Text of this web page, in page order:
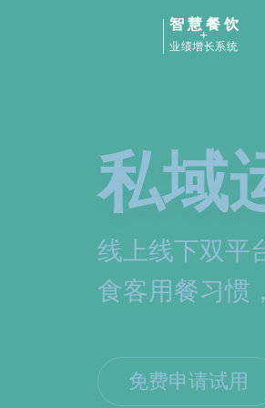
智慧餐饮
+
业绩增长系统
点餐
品牌专属商城
上摆脱第三方
免费申请试用